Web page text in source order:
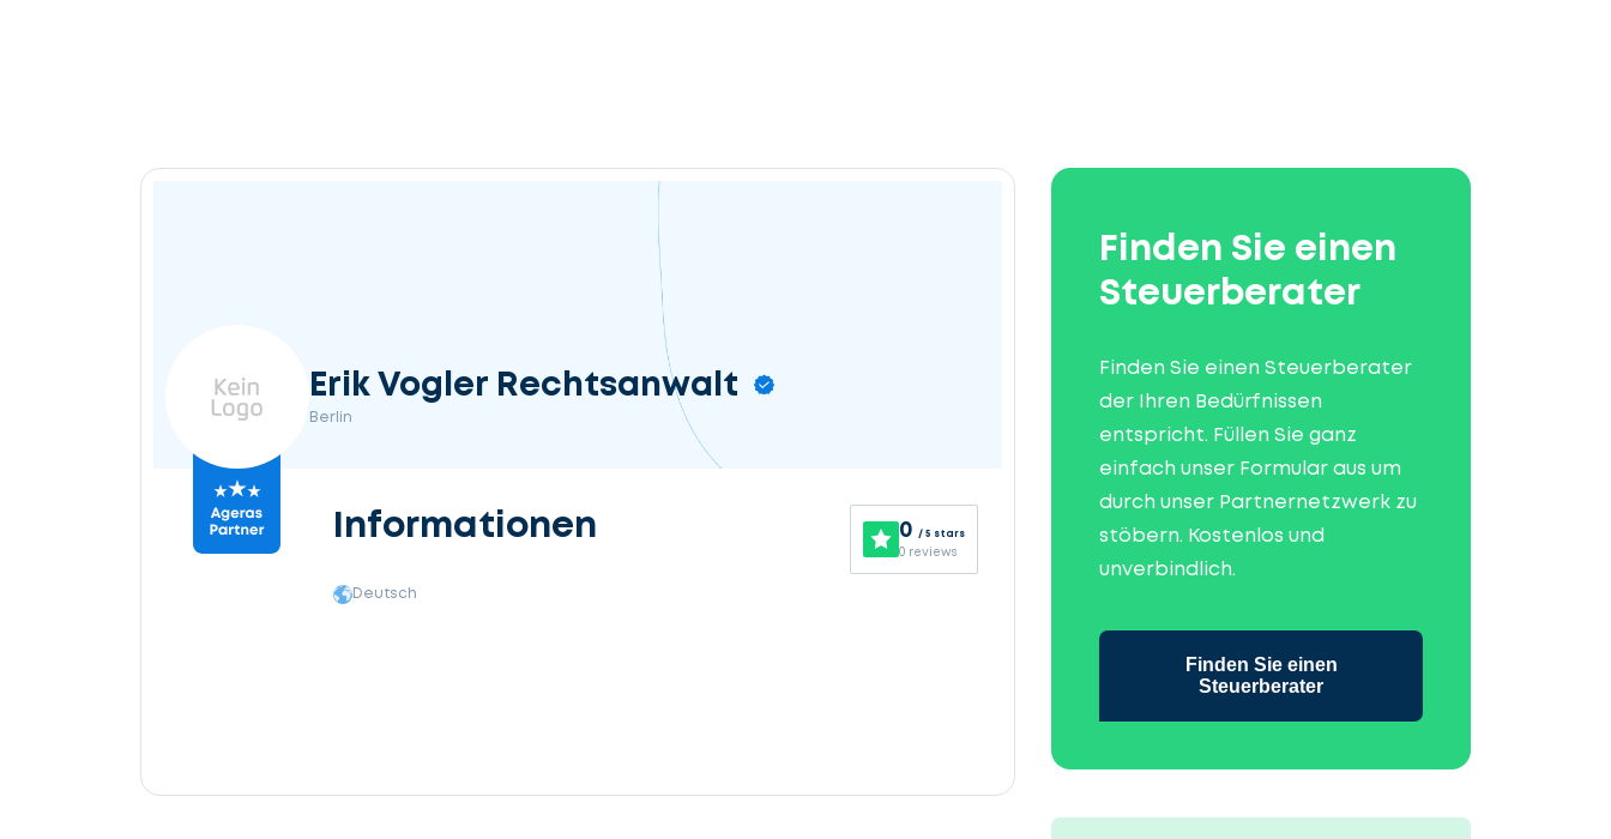
Erik Vogler Rechtsanwalt
Berlin
0 / 5 stars
0 reviews
Informationen
Deutsch
Finden Sie einen
Steuerberater
Finden Sie einen Steuerberater
der Ihren Bedürfnissen
entspricht. Füllen Sie ganz
einfach unser Formular aus um
durch unser Partnernetzwerk zu
stöbern. Kostenlos und
unverbindlich.
Finden Sie einen
Steuerberater